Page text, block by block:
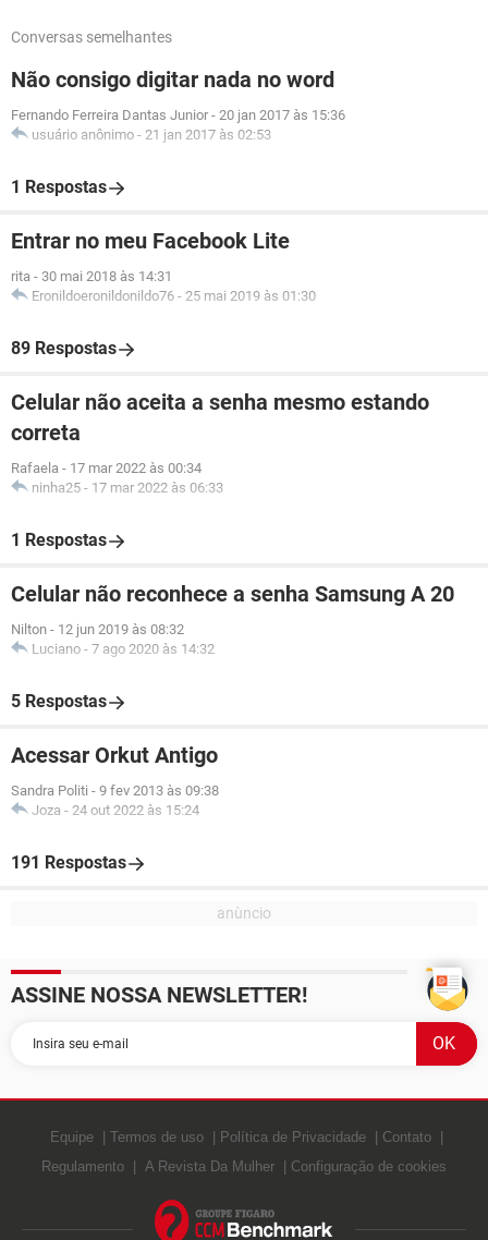
Conversas semelhantes
Não consigo digitar nada no word
Fernando Ferreira Dantas Junior - 20 jan 2017 às 15:36
usuário anônimo - 21 jan 2017 às 02:53
1 Respostas
Entrar no meu Facebook Lite
rita - 30 mai 2018 às 14:31
Eronildoeronildonildo76 - 25 mai 2019 às 01:30
89 Respostas
Celular não aceita a senha mesmo estando
correta
Rafaela - 17 mar 2022 às 00:34
ninha25 - 17 mar 2022 às 06:33
1 Respostas
Celular não reconhece a senha Samsung A 20
Nilton - 12 jun 2019 às 08:32
Luciano - 7 ago 2020 às 14:32
5 Respostas
Acessar Orkut Antigo
Sandra Politi - 9 fev 2013 às 09:38
Joza - 24 out 2022 às 15:24
191 Respostas
ASSINE NOSSA NEWSLETTER!
Equipe Termos de uso Política de Privacidade
Contato
Regulamento
A Revista Da Mulher Configuração de cookies